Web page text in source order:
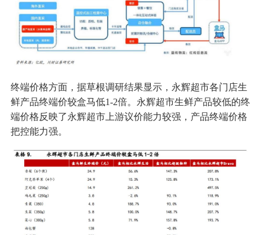
终端价格方面，据草根调研结果显示，永辉超市各门店生
鲜产品终端价较盒马低1-2倍。永辉超市生鲜产品较低的终
端价格反映了永辉超市上游议价能力较强，产品终端价格
把控能力强。